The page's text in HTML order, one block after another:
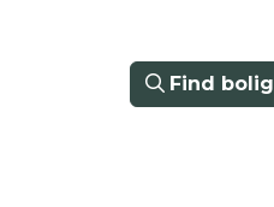
Find bolig